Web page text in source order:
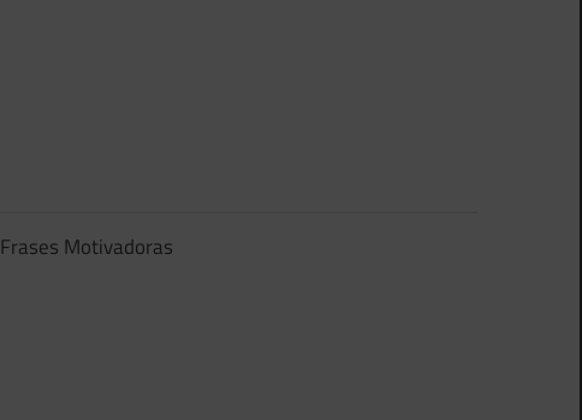
Frases Motivadoras